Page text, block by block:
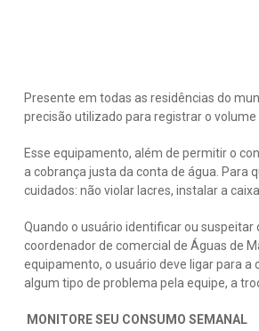
Presente em todas as residências do
precisão utilizado para registrar o
Esse equipamento, além de permitir o
a cobrança justa da conta de água. Para
cuidados: não violar lacres, instalar a
Quando o usuário identificar ou
coordenador de comercial de Águas de
equipamento, o usuário deve ligar para a
algum tipo de problema pela equipe, a
MONITORE SEU CONSUMO SEMANAL